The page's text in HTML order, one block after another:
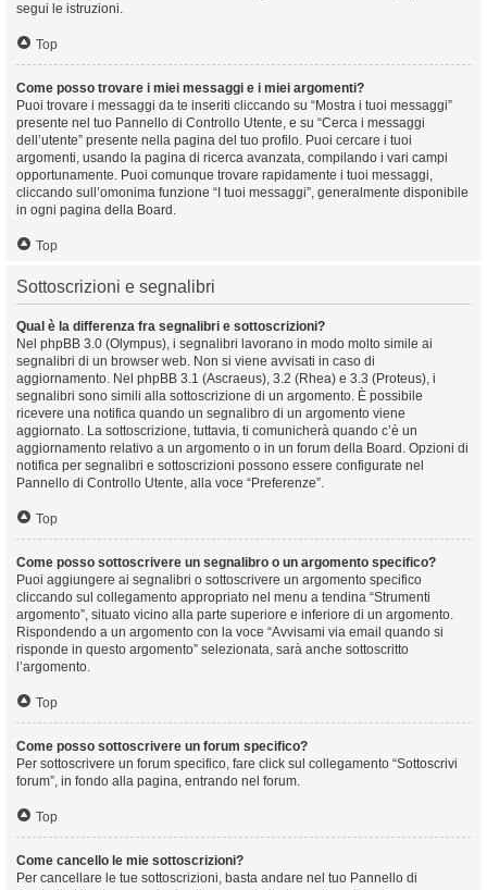
segui le istruzioni.
Top
Come posso trovare i miei messaggi e i miei argomenti?
Puoi trovare i messaggi da te inseriti cliccando su “Mostra i tuoi messaggi”
presente nel tuo Pannello di Controllo Utente, e su “Cerca i messaggi
dell’utente” presente nella pagina del tuo profilo. Puoi cercare i tuoi
argomenti, usando la pagina di ricerca avanzata, compilando i vari campi
opportunamente. Puoi comunque trovare rapidamente i tuoi messaggi,
cliccando sull’omonima funzione “I tuoi messaggi”, generalmente disponibile
in ogni pagina della Board.
Top
Sottoscrizioni e segnalibri
Qual è la differenza fra segnalibri e sottoscrizioni?
Nel phpBB 3.0 (Olympus), i segnalibri lavorano in modo molto simile ai
segnalibri di un browser web. Non si viene avvisati in caso di
aggiornamento. Nel phpBB 3.1 (Ascraeus), 3.2 (Rhea) e 3.3 (Proteus), i
segnalibri sono simili alla sottoscrizione di un argomento. È possibile
ricevere una notifica quando un segnalibro di un argomento viene
aggiornato. La sottoscrizione, tuttavia, ti comunicherà quando c’è un
aggiornamento relativo a un argomento o in un forum della Board. Opzioni di
notifica per segnalibri e sottoscrizioni possono essere configurate nel
Pannello di Controllo Utente, alla voce “Preferenze”.
Top
Come posso sottoscrivere un segnalibro o un argomento specifico?
Puoi aggiungere ai segnalibri o sottoscrivere un argomento specifico
cliccando sul collegamento appropriato nel menu a tendina “Strumenti
argomento”, situato vicino alla parte superiore e inferiore di un argomento.
Rispondendo a un argomento con la voce “Avvisami via email quando si
risponde in questo argomento” selezionata, sarà anche sottoscritto
l’argomento.
Top
Come posso sottoscrivere un forum specifico?
Per sottoscrivere un forum specifico, fare click sul collegamento “Sottoscrivi
forum”, in fondo alla pagina, entrando nel forum.
Top
Come cancello le mie sottoscrizioni?
Per cancellare le tue sottoscrizioni, basta andare nel tuo Pannello di